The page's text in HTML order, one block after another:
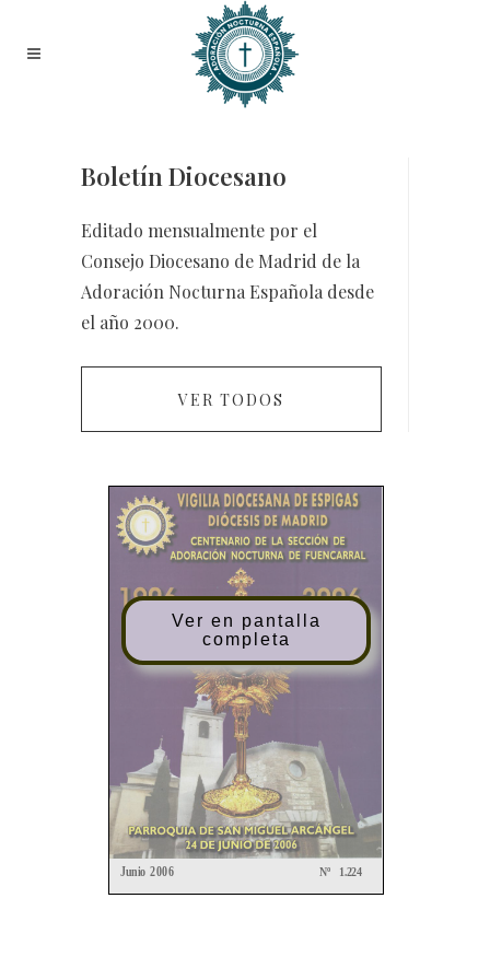
Boletín Diocesano
Editado mensualmente por el
Consejo Diocesano de Madrid de la
Adoración Nocturna Española desde
el año 2000.
VER TODOS
Ver en pantalla
completa
Junio 2006 Nº1.224